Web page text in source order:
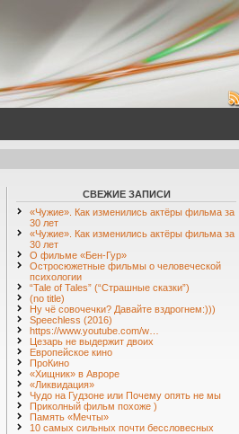
СВЕЖИЕ ЗАПИСИ
«Чужие». Как изменились актёры фильма за
30 лет
«Чужие». Как изменились актёры фильма за
30 лет
О фильме «Бен-Гур»
Остросюжетные фильмы о человеческой
психологии
“Tale of Tales” (“Страшные сказки”)
(no title)
Ну чё совочечки? Давайте вздрогнем:)))
Speechless (2016)
https://www.youtube.com/w…
Цезарь не выдержит двоих
Европейское кино
ПроКино
«Хищник» в Авроре
«Ликвидация»
Чудо на Гудзоне или Почему опять не мы
Приколный фильм похоже )
Память «Мечты»
10 самых сильных почти бессловесных